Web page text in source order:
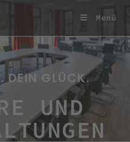
Menü
DEIN GLÜCK.
UND